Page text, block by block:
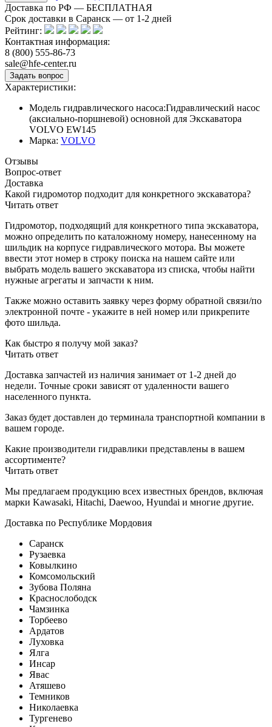
Доставка по РФ — БЕСПЛАТНАЯ
Срок доставки в Саранск — от 1-2 дней
Рейтинг:
Контактная информация:
8 (800) 555-86-73
sale@hfe-center.ru
Характеристики:
Модель гидравлического насоса:Гидравлический насос
(аксиально-поршневой) основной для Экскаватора
VOLVO EW145
Марка: VOLVO
Отзывы
Вопрос-ответ
Доставка
Какой гидромотор подходит для конкретного экскаватора?
Читать ответ
Гидромотор, подходящий для конкретного типа экскаватора,
можно определить по каталожному номеру, нанесенному на
шильдик на корпусе гидравлического мотора. Вы можете
ввести этот номер в строку поиска на нашем сайте или
выбрать модель вашего экскаватора из списка, чтобы найти
нужные агрегаты и запчасти к ним.
Также можно оставить заявку через форму обратной связи/по
электронной почте - укажите в ней номер или прикрепите
фото шильда.
Как быстро я получу мой заказ?
Читать ответ
Доставка запчастей из наличия занимает от 1-2 дней до
недели. Точные сроки зависят от удаленности вашего
населенного пункта.
Заказ будет доставлен до терминала транспортной компании в
вашем городе.
Какие производители гидравлики представлены в вашем
ассортименте?
Читать ответ
Мы предлагаем продукцию всех известных брендов, включая
марки Kawasaki, Hitachi, Daewoo, Hyundai и многие другие.
Доставка по Республике Мордовия
Саранск
Рузаевка
Ковылкино
Комсомольский
Зубова Поляна
Краснослободск
Чамзинка
Торбеево
Ардатов
Луховка
Ялга
Инсар
Явас
Атяшево
Темников
Николаевка
Тургенево